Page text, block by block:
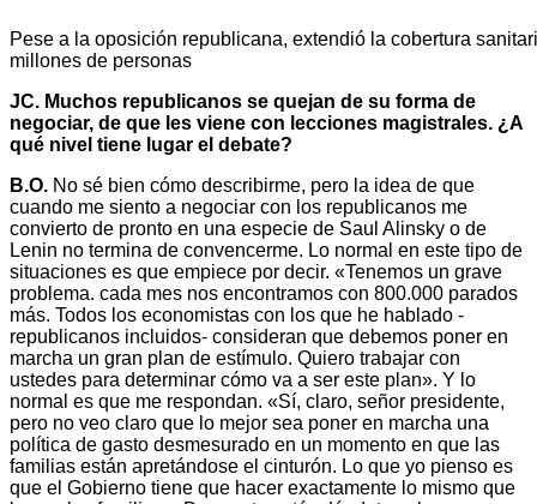
Pese a la oposición republicana, extendió la cobertura
millones de personas
JC. Muchos republicanos se quejan de su forma de
negociar, de que les viene con lecciones magistrales. ¿A
qué nivel tiene lugar el debate?
B.O. No sé bien cómo describirme, pero la idea de que
cuando me siento a negociar con los republicanos me
convierto de pronto en una especie de Saul Alinsky o de
Lenin no termina de convencerme. Lo normal en este tipo de
situaciones es que empiece por decir. «Tenemos un grave
problema. cada mes nos encontramos con 800.000 parados
más. Todos los economistas con los que he hablado -
republicanos incluidos- consideran que debemos poner en
marcha un gran plan de estímulo. Quiero trabajar con
ustedes para determinar cómo va a ser este plan». Y lo
normal es que me respondan. «Sí, claro, señor presidente,
pero no veo claro que lo mejor sea poner en marcha una
política de gasto desmesurado en un momento en que las
familias están apretándose el cinturón. Lo que yo pienso es
que el Gobierno tiene que hacer exactamente lo mismo que